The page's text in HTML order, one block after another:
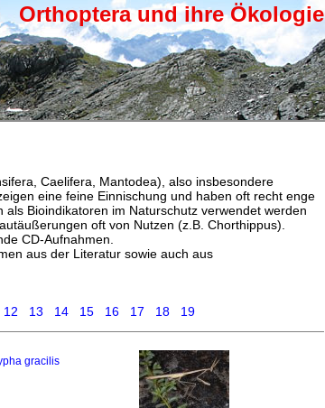
Orthoptera und ihre Ökologie
Caelifera, Mantodea), also insbesondere
eine feine Einnischung und haben oft recht enge
Bioindikatoren im Naturschutz verwendet werden
oft von Nutzen (z.B. Chorthippus).
CD-Aufnahmen.
aus der Literatur sowie auch aus
12 13 14 15 16 17 18 19
gracilis